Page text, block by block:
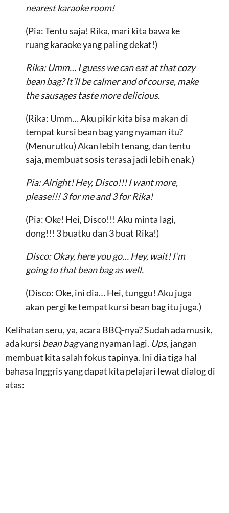
nearest karaoke room!
(Pia: Tentu saja! Rika, mari kita bawa ke
ruang karaoke yang paling dekat!)
Rika: Umm… I guess we can eat at that cozy
bean bag? It’ll be calmer and of course, make
the sausages taste more delicious.
(Rika: Umm… Aku pikir kita bisa makan di
tempat kursi bean bag yang nyaman itu?
(Menurutku) Akan lebih tenang, dan tentu
saja, membuat sosis terasa jadi lebih enak.)
Pia: Alright! Hey, Disco!!! I want more,
please!!! 3 for me and 3 for Rika!
(Pia: Oke! Hei, Disco!!! Aku minta lagi,
dong!!! 3 buatku dan 3 buat Rika!)
Disco: Okay, here you go… Hey, wait! I’m
going to that bean bag as well.
(Disco: Oke, ini dia… Hei, tunggu! Aku juga
akan pergi ke tempat kursi bean bag itu juga.)
Kelihatan seru, ya, acara BBQ-nya? Sudah ada musik,
ada kursi bean bagyang nyaman lagi. Ups,jangan
membuat kita salah fokus tapinya. Ini dia tiga hal
bahasa Inggris yang dapat kita pelajari lewat dialog di
atas: